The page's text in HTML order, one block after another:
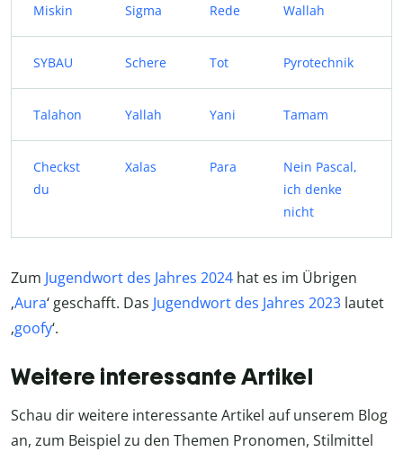
Miskin Sigma Rede Wallah
SYBAU Schere Tot Pyrotechnik
Talahon Yallah Yani Tamam
Checkst
du
Xalas Para
Nein Pascal,
ich denke
nicht
Zum Jugendwort des Jahres 2024 hat es im Übrigen
‚Aura‘ geschafft. Das Jugendwort des Jahres 2023 lautet
‚goofy‘.
Weitere interessante Artikel
Schau dir weitere interessante Artikel auf unserem Blog
an, zum Beispiel zu den Themen Pronomen, Stilmittel